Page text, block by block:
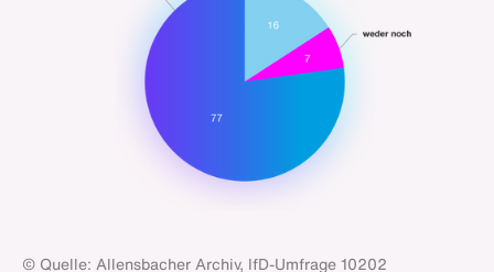
© Quelle: Allensbacher Archiv, IfD-Umfrage 10202